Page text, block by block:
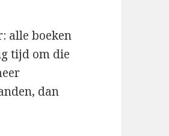
alle boeken
tijd om die
dan